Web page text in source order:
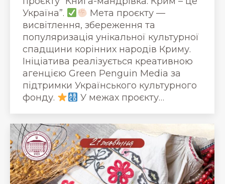
Україна”.
Мета проєкту —
висвітлення, збереження та
популяризація унікальної культурної
спадщини корінних народів Криму.
Ініціатива реалізується креативною
агенцією Green Penguin Media за
підтримки Українського культурного
фонду.
У межах проєкту…